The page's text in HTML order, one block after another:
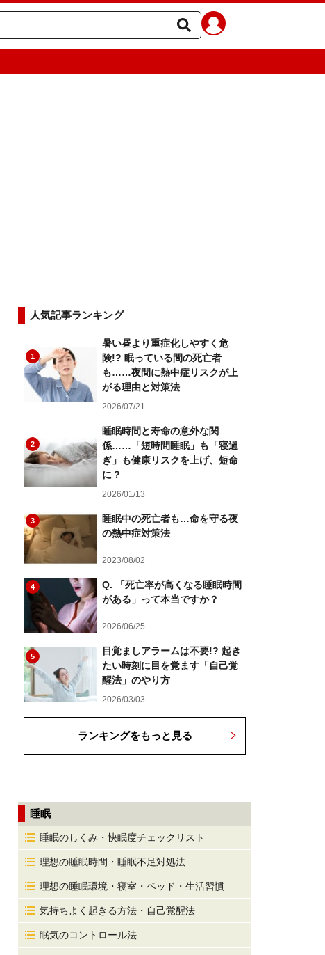
人気記事ランキング
1
暑い昼より重症化しやすく危
険!? 眠っている間の死亡者
も……夜間に熱中症リスクが上
がる理由と対策法
2026/07/21
2
睡眠時間と寿命の意外な関
係……「短時間睡眠」も「寝過
ぎ」も健康リスクを上げ、短命
に？
2026/01/13
3
睡眠中の死亡者も…命を守る夜
の熱中症対策法
2023/08/02
4
Q. 「死亡率が高くなる睡眠時間
がある」って本当ですか？
2026/06/25
5
目覚ましアラームは不要!? 起き
たい時刻に目を覚ます「自己覚
醒法」のやり方
2026/03/03
ランキングをもっと見る
睡眠
睡眠のしくみ・快眠度チェックリスト
理想の睡眠時間・睡眠不足対処法
理想の睡眠環境・寝室・ベッド・生活習慣
気持ちよく起きる方法・自己覚醒法
眠気のコントロール法